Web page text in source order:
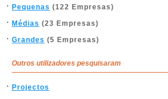
Pequenas (122 Empresas)
Médias (23 Empresas)
Grandes (5 Empresas)
Outros utilizadores pesquisaram
Projectos